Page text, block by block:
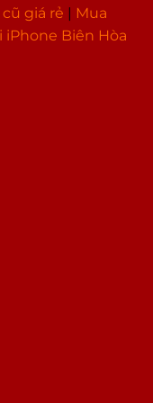
giá rẻ | Mua
iPhone Biên Hòa